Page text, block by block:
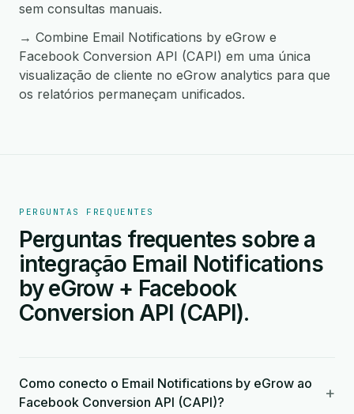
sem consultas manuais.
→ Combine Email Notifications by eGrow e
Facebook Conversion API (CAPI) em uma única
visualização de cliente no eGrow analytics para que
os relatórios permaneçam unificados.
PERGUNTAS FREQUENTES
Perguntas frequentes sobre a
integração Email Notifications
by eGrow + Facebook
Conversion API (CAPI).
Como conecto o Email Notifications by eGrow ao
Facebook Conversion API (CAPI)?
+